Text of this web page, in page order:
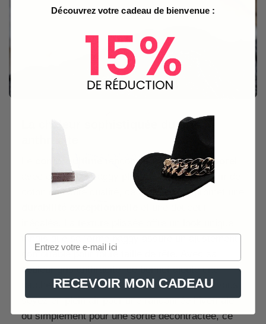
La chaleur sophistiquée du gris
anthracite
confort ultime rencontre le
style intemporel
avec ce bonnet baggy plissé. Fabriqué à partir de
coton de haute qualité, ce couvre-chef promet une
tandis que sa forme baggy assure un ajustement
couleur gris anthracite, ce bonnet ajoute une
touche de sophistication à toute tenue. Que vous
soyez en plein air pour une randonnée hivernale
ou simplement pour une sortie décontractée, ce
Découvrez votre cadeau de bienvenue :
RECEVOIR MON CADEAU